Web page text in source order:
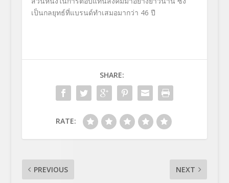
เป็นกลยุทธ์ที่แบรนด์ทำเสมอมากว่า 46 ปี
SHARE:
RATE:
PREVIOUS NEXT